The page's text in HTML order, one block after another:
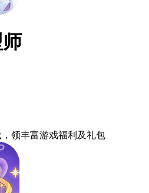
，领丰富游戏福利 及礼包